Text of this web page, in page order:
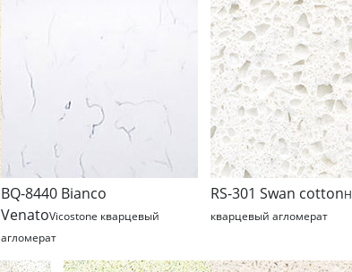
BQ-8440 Bianco
VenatoVicostone кварцевый
агломерат
RS-301 Swan cotton
кварцевый агломерат